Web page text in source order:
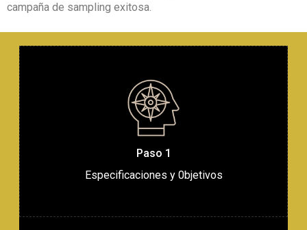
campaña de sampling exitosa.
Paso 1
Especificaciones y 0bjetivos